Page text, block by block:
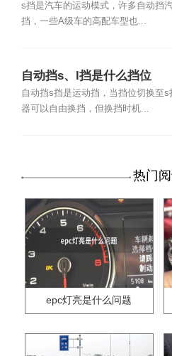
s挡是汽车的运动模式，许多自动挡
挡，一些A级车的高配车型也...
自动挡s、l挡是什么挡位
自动挡s挡是运动挡，当挡位切换至s
器可以自由换挡，但换挡时机...
热门
epc灯亮是什么问题